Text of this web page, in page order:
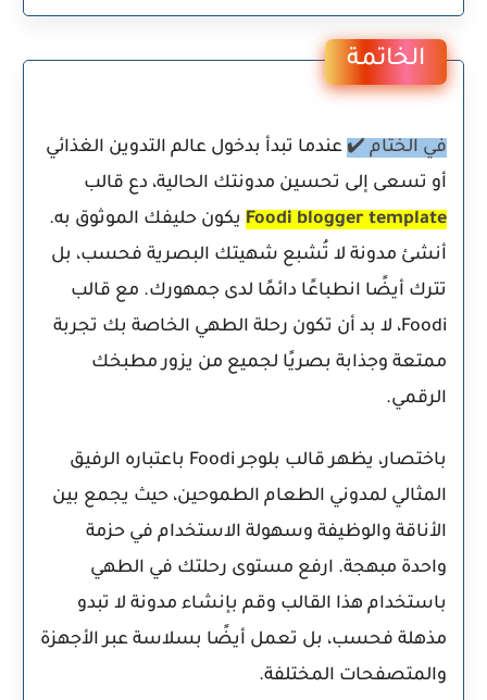
الخاتمة
في الختام ✔️ عندما تبدأ بدخول عالم التدوين الغذائي
أو تسعى إلى تحسين مدونتك الحالية، دع قالب
Foodi blogger template يكون حليفك الموثوق به.
أنشئ مدونة لا تُشبع شهيتك البصرية فحسب، بل
تترك أيضًا انطباعًا دائمًا لدى جمهورك. مع قالب
Foodi، لا بد أن تكون رحلة الطهي الخاصة بك تجربة
ممتعة وجذابة بصريًا لجميع من يزور مطبخك
الرقمي.
باختصار، يظهرقالب بلوجر Foodi
باعتباره الرفيق
المثالي لمدوني الطعام الطموحين، حيث يجمع بين
الأناقة والوظيفة وسهولة الاستخدام في حزمة
واحدة مبهجة. ارفع مستوى رحلتك في الطهي
باستخدام هذا القالب وقم بإنشاء مدونة لا تبدو
مذهلة فحسب، بل تعمل أيضًا بسلاسة عبر الأجهزة
والمتصفحات المختلفة.